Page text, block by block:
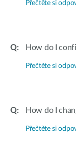
Přečtěte si
How do I
Přečtěte si
How do I
Přečtěte si